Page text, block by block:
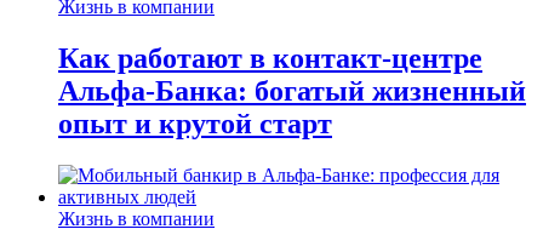
Жизнь в компании
Как работают в контакт-центре
Альфа-Банка: богатый жизненный
опыт и крутой старт
Жизнь в компании